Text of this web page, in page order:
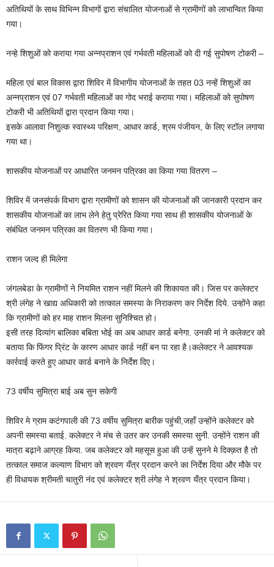
अतिथियों के साथ विभिन्न विभागों द्वारा संचालित योजनाओं से ग्रामीणों को लाभान्वित किया
गया।
नन्हे शिशुओं को कराया गया अन्नप्राशन एवं गर्भवती महिलाओं को दी गई सुपोषण टोकरी –
महिला एवं बाल विकास द्वारा शिविर में विभागीय योजनाओं के तहत 03 नन्हें शिशुओं का
अन्नप्राशन एवं 07 गर्भवती महिलाओं का गोद भराई कराया गया। महिलाओं को सुपोषण
टोकरी भी अतिथियों द्वारा प्रदान किया गया।
इसके आलावा निशुल्क स्वास्थ्य परिक्षण, आधार कार्ड, श्रम पंजीयन, के लिए स्टॉल लगाया
गया था।
शासकीय योजनाओं पर आधारित जनमन पत्रिका का किया गया वितरण –
शिविर में जनसंपर्क विभाग द्वारा ग्रामीणों को शासन की योजनाओं की जानकारी प्रदान कर
शासकीय योजनाओं का लाभ लेने हेतु प्रेरित किया गया साथ ही शासकीय योजनाओं के
संबंधित जनमन पत्रिका का वितरण भी किया गया।
राशन जल्द ही मिलेगा
जंगलबेडा के ग्रामीणों ने नियमित राशन नहीं मिलने की शिकायत की। जिस पर कलेक्टर
श्री लंगेह ने खाद्य अधिकारी को तत्काल समस्या के निराकरण कर निर्देश दिये. उन्होंने कहा
कि ग्रामीणों को हर माह राशन मिलना सुनिश्चित हो।
इसी तरह दिव्यांग बालिका बबिता भोई का अब आधार कार्ड बनेगा. उनकी मां ने कलेक्टर को
बताया कि फिंगर प्रिंट के कारण आधार कार्ड नहीं बन पा रहा है।कलेक्टर ने आवश्यक
कार्रवाई करते हुए आधार कार्ड बनाने के निर्देश दिए।
73 वर्षीय सुमित्रा बाई अब सुन सकेगी
शिविर मे ग्राम कटंगपाली की 73 वर्षीय सुमित्रा बारीक पहुंची,जहाँ उन्होंने कलेक्टर को
अपनी समस्या बताई. कलेक्टर ने मंच से उतर कर उनकी समस्या सुनी. उन्होंने राशन की
मात्रा बढ़ाने आग्रह किया. जब कलेक्टर को महसूस हुआ की उन्हें सुनने मे दिक्क़त है तो
तत्काल समाज कल्याण विभाग को श्रवण यँत्र प्रदान करने का निर्देश दिया और मौके पर
ही विधायक श्रीमती चातुरी नंद एवं कलेक्टर श्री लंगेह ने श्रवण यँत्र प्रदान किया।